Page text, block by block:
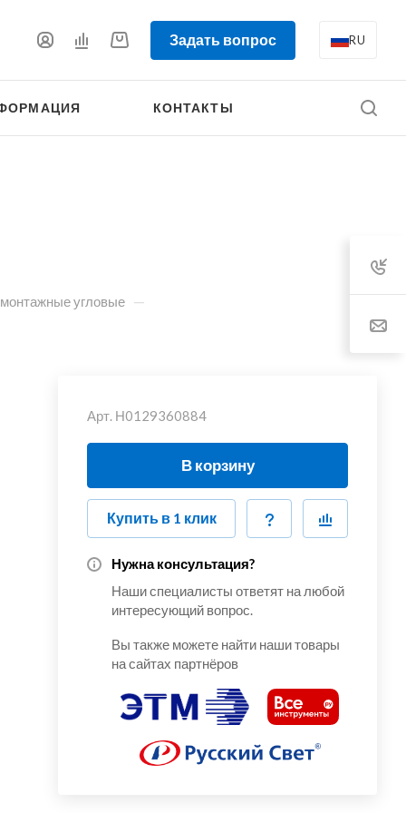
Задать вопрос RU
КОНТАКТЫ
угловые —
Арт. Н0129360884
В корзину
Купить в 1 клик
Нужна консультация?
Наши специалисты ответят на любой
интересующий вопрос.
Вы также можете найти наши товары
на сайтах партнёров